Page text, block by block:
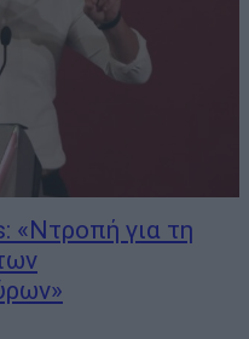
«Ντροπή για τη